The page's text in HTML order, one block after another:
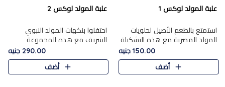
علبة المولد لوكس 1
استمتع بالطعم الأصيل لحلويات
المولد المصرية مع هذه التشكيلة
المختارة بعناية من 9 قطع. تتضمن
التشكيلة جوزرية مع فول،ملبان
150.00 جنيه
أضف
علبة المولد لوكس 2
احتفلوا بنكهات المولد النبوي
الشريف مع هذه المجموعة
الفاخرة المكونة من 19 قطعة،
والتي تم اختيارها بعناية فائقة لتُبرز
تشكيلة واسعة من الحلويات
290.00 جنيه
أضف